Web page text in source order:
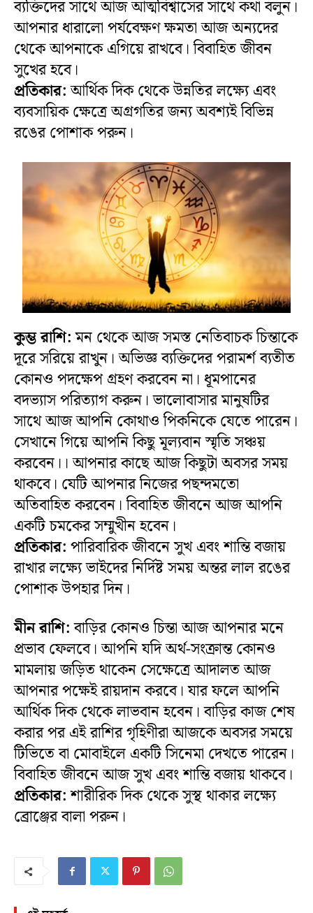
ব্যক্তিদের সাথে আজ আত্মবিশ্বাসের সাথে কথা বলুন।
আপনার ধারালো পর্যবেক্ষণ ক্ষমতা আজ অন্যদের
থেকে আপনাকে এগিয়ে রাখবে। বিবাহিত জীবন
সুখের হবে।
প্রতিকার:আর্থিক দিক থেকে উন্নতির লক্ষ্যে এবং
ব্যবসায়িক ক্ষেত্রে অগ্রগতির জন্য অবশ্যই বিভিন্ন
রঙের পোশাক পরুন।
কুম্ভ রাশি:মন থেকে আজ সমস্ত নেতিবাচক চিন্তাকে
দূরে সরিয়ে রাখুন। অভিজ্ঞ ব্যক্তিদের পরামর্শ ব্যতীত
কোনও পদক্ষেপ গ্রহণ করবেন না। ধূমপানের
বদভ্যাস পরিত্যাগ করুন। ভালোবাসার মানুষটির
সাথে আজ আপনি কোথাও পিকনিকে যেতে পারেন।
সেখানে গিয়ে আপনি কিছু মূল্যবান স্মৃতি সঞ্চয়
করবেন।। আপনার কাছে আজ কিছুটা অবসর সময়
থাকবে। যেটি আপনার নিজের পছন্দমতো
অতিবাহিত করবেন। বিবাহিত জীবনে আজ আপনি
একটি চমকের সম্মুখীন হবেন।
প্রতিকার: পারিবারিক জীবনে সুখ এবং শান্তি বজায়
রাখার লক্ষ্যে ভাইদের নির্দিষ্ট সময় অন্তর লাল রঙের
পোশাক উপহার দিন।
মীন রাশি:বাড়ির কোনও চিন্তা আজ আপনার মনে
প্রভাব ফেলবে। আপনি যদি অর্থ-সংক্রান্ত কোনও
মামলায় জড়িত থাকেন সেক্ষেত্রে আদালত আজ
আপনার পক্ষেই রায়দান করবে। যার ফলে আপনি
আর্থিক দিক থেকে লাভবান হবেন। বাড়ির কাজ শেষ
করার পর এই রাশির গৃহিণীরা আজকে অবসর সময়ে
টিভিতে বা মোবাইলে একটি সিনেমা দেখতে পারেন।
বিবাহিত জীবনে আজ সুখ এবং শান্তি বজায় থাকবে।
প্রতিকার:শারীরিক দিক থেকে সুস্থ থাকার লক্ষ্যে
ব্রোঞ্জের বালা পরুন।